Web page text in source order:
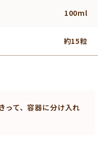
100ml
約15粒
って、容器に分け入れ